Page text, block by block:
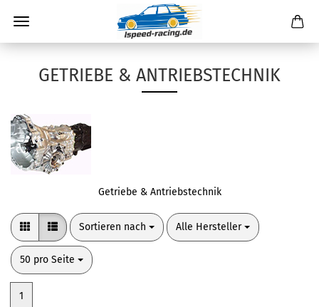
GETRIEBE & ANTRIEBSTECHNIK
Getriebe & Antriebstechnik
Sortieren nach
Sortieren nach Alle Hersteller
pro Seite
50 pro Seite
pro Seite
1